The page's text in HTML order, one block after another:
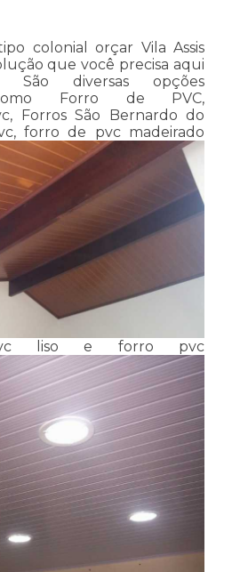
colonial orçar Vila Assis
que você precisa aqui
diversas opções
como Forro de PVC,
Forros São Bernardo do
forro de pvc madeirado
liso e forro pvc